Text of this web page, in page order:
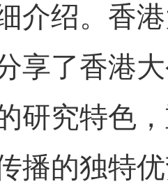
介绍。 香
享了香港
研究特色
播的独特